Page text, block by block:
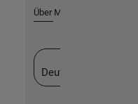
Über MathWorks
Deutschland